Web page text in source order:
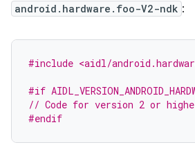
android.hardware.foo-V2-ndk :
#include <aidl/
#if
// Code for version 2 or
#endif